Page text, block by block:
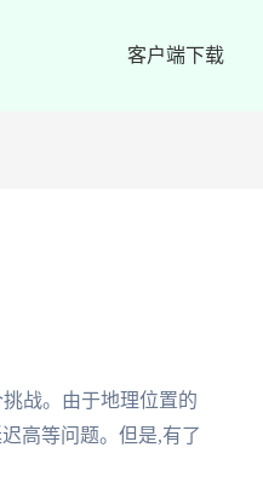
客户端下载
战。由于地理位置的
高等问题。但是,有了